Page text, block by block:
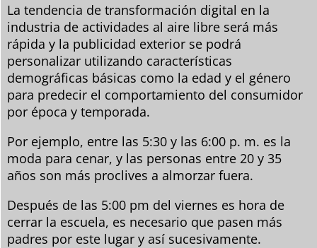
La tendencia de transformación digital en la
industria de actividades al aire libre será más
rápida y la publicidad exterior se podrá
personalizar utilizando características
demográficas básicas como la edad y el género
para predecir el comportamiento del consumidor
por época y temporada.
Por ejemplo, entre las 5:30 y las 6:00 p. m. es la
moda para cenar, y las personas entre 20 y 35
años son más proclives a almorzar fuera.
Después de las 5:00 pm del viernes es hora de
cerrar la escuela, es necesario que pasen más
padres por este lugar y así sucesivamente.